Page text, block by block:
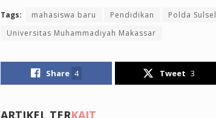
Tags: mahasiswa baru Pendidikan
Polda Sulsel
Universitas Muhammadiyah Makassar
Share 4 Tweet 3
ARTIKEL TERKAIT